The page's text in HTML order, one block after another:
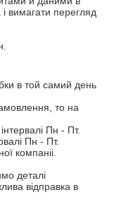
вимагати перегляд
в той самий день
то на
Пн - Пт.
Пн - Пт.
компаніі.
деталі
відправка в